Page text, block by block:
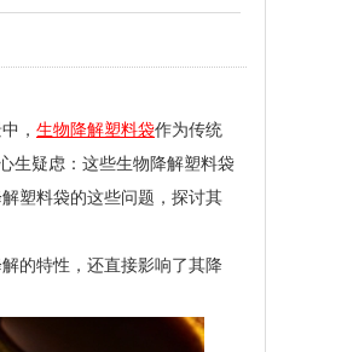
， 生物降解塑料袋作为传统
生疑虑：这些生物降解塑料袋
塑料袋的这些问题，探讨其
的特性，还直接影响了其降